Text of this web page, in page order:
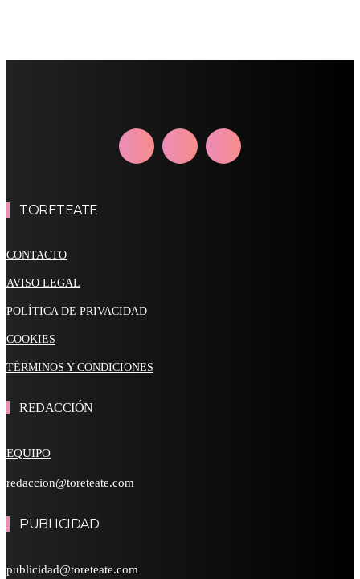
TORETEATE
CONTACTO
AVISO LEGAL
POLÍTICA DE PRIVACIDAD
COOKIES
TÉRMINOS Y CONDICIONES
REDACCIÓN
EQUIPO
redaccion@toreteate.com
PUBLICIDAD
publicidad@toreteate.com